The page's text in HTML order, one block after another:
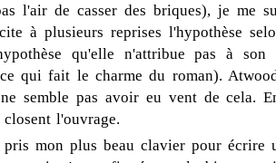
l'air de casser des briques), je me
cite à plusieurs reprises l'hypothèse
qu'elle n'attribue pas à
qui fait le charme du roman).
ne semble pas avoir eu vent de cela.
l'ouvrage.
mon plus beau clavier pour écrire